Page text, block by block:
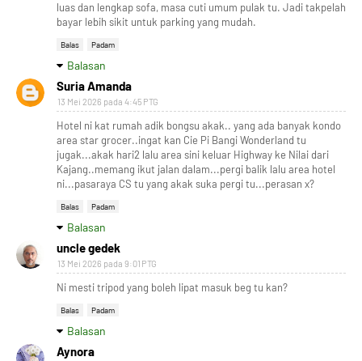
luas dan lengkap sofa, masa cuti umum pulak tu. Jadi takpelah
bayar lebih sikit untuk parking yang mudah.
Balas Padam
Balasan
Suria Amanda
13 Mei 2026 pada 4:45 PTG
Hotel ni kat rumah adik bongsu akak.. yang ada banyak kondo
area star grocer..ingat kan Cie Pi Bangi Wonderland tu
jugak...akak hari2 lalu area sini keluar Highway ke Nilai dari
Kajang..memang ikut jalan dalam...pergi balik lalu area hotel
ni...pasaraya CS tu yang akak suka pergi tu...perasan x?
Balas Padam
Balasan
uncle gedek
13 Mei 2026 pada 9:01 PTG
Ni mesti tripod yang boleh lipat masuk beg tu kan?
Balas Padam
Balasan
Aynora